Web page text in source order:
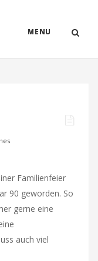
MENU
Familienfeier
90 geworden. So
gerne eine
auch viel